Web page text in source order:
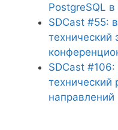
PostgreSQL в
SDCast #55:
технический
SDCast
технический
направлений